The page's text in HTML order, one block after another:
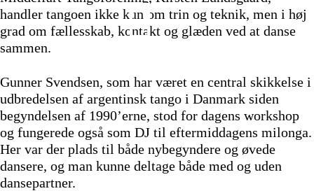
handler tangoen ikke kun om trin og teknik, men i høj
grad om fællesskab, kontakt og glæden ved at danse
sammen.
Gunner Svendsen, som har været en central skikkelse i
udbredelsen af argentinsk tango i Danmark siden
begyndelsen af 1990’erne, stod for dagens workshop
og fungerede også som DJ til eftermiddagens milonga.
Her var der plads til både nybegyndere og øvede
dansere, og man kunne deltage både med og uden
dansepartner.